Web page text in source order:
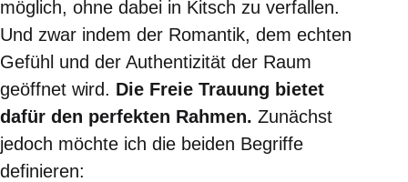
möglich, ohne dabei in Kitsch zu verfallen.
Und zwar indem der Romantik, dem echten
Gefühl und der Authentizität der Raum
geöffnet wird. Die Freie Trauung bietet
dafür den perfekten Rahmen. Zunächst
jedoch möchte ich die beiden Begriffe
definieren: